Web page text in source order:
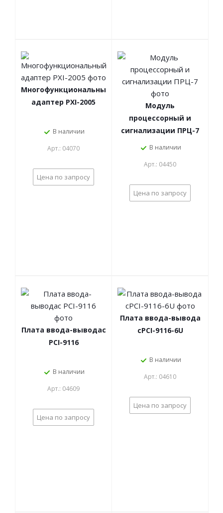
Многофункциональный
адаптер PXI-2005
В наличии
Арт.: 04070
Цена по запросу
Модуль
процессорный и
сигнализации ПРЦ-7
В наличии
Арт.: 04450
Цена по запросу
Плата ввода-выводаc
PCI-9116
В наличии
Арт.: 04609
Цена по запросу
Плата ввода-вывода
cPCI-9116-6U
В наличии
Арт.: 04610
Цена по запросу